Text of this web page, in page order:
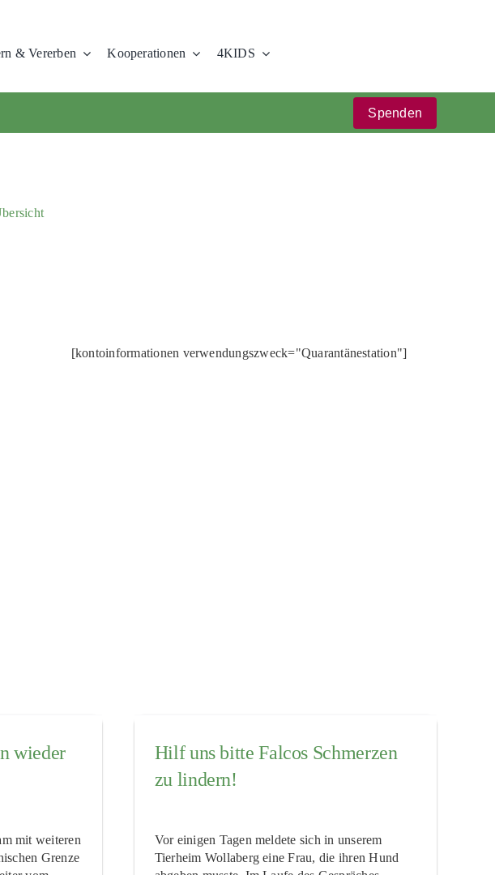
& Vererben Kooperationen 4KIDS
Spenden
[kontoinformationen verwendungszweck="Quarantänestation"]
wieder
mit weiteren
Grenze
Hilf uns bitte Falcos Schmerzen
zu lindern!
Vor einigen Tagen meldete sich in unserem
Tierheim Wollaberg eine Frau, die ihren Hund